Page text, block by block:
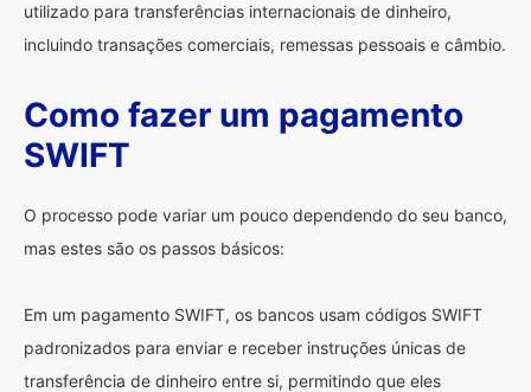
utilizado para transferências internacionais de dinheiro,
incluindo transações comerciais, remessas pessoais e câmbio.
Como fazer um pagamento
SWIFT
O processo pode variar um pouco dependendo do seu banco,
mas estes são os passos básicos:
Em um pagamento SWIFT, os bancos usam códigos SWIFT
padronizados para enviar e receber instruções únicas de
transferência de dinheiro entre si, permitindo que eles